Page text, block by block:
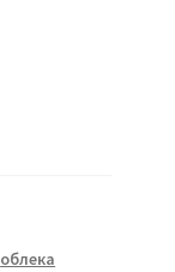
облека